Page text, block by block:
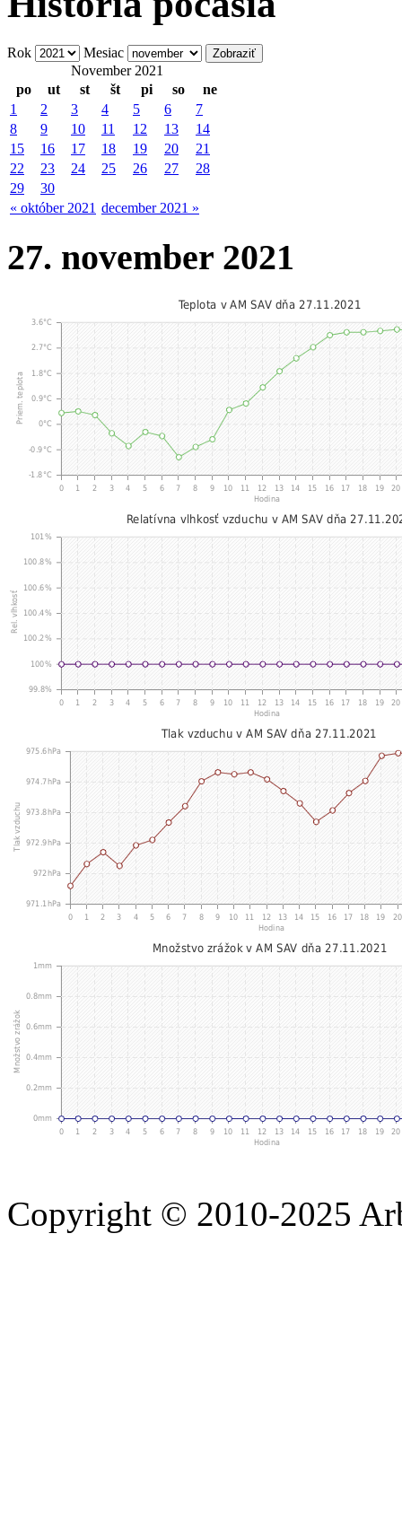
Rok
Mesiac
November 2021
po
ut st št pi so ne
« október 2021 december 2021 »
1 2 3 4 5 6
7
8
9 10 11 12 13
14
15
16 17 18 19 20
21
22
23 24 25 26 27
28
29
30
27. november 2021
Copyright © 2010-2025